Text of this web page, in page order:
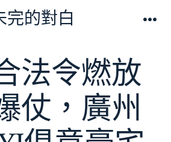
完的對白
法令燃放
仗，廣州